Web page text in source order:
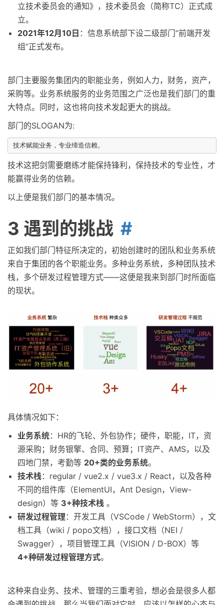
立技术委员会的通知》，技术委员会（简称TC）正式成
立。
2021年12月10日 ：信息系统部下设二级部门“前端开发
组”正式发布。
部门主要服务集团内的职能业务，例如人力，财务，资产，
采购等。业务系统服务的业务范围之广泛也是我们部门的重
大特点。同时，这也将向技术发起更大的挑战。
部门的SLOGAN为:
技术这把剑需要磨练才能保持锋利，保持技术的专业性，才
能赢得业务的信赖。
以上便是我们部门的基本情况。
3 遇到的挑战
正如我们部门特征所决定的，初始创建时的团队和业务系统
来自于集团的各个职能业务。多种业务系统，多种团队技术
栈，多个研发过程管理方式——这便是我来到部门时所面临
的现状。
具体情况如下：
业务系统：HR的飞轮、外包协作；硬件，职能，IT，资
源采购；财务银擎、合同、预算；IT资产、AMS，以及
四地门禁，考勤等 20+类的业务系统。
技术栈：regular / vue2.x / vue3.x / React，以及各种
不同的组件库（ElementUI，Ant Design，View-
design）等 3+种技术栈 。
研发过程管理 ：开发工具（VSCode / WebStorm），文
档工具（wiki / popo文档），接口文档（NEI /
Swagger），项目管理工具（VISION / D-BOX）等
4+种研发过程管理方式。
这种来自业务、技术、管理的三重考验，想必会是很多人都